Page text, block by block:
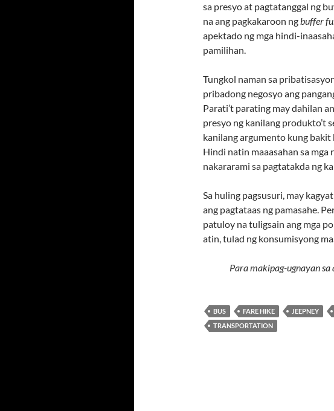
sa presyo at pagtatanggal ng
na ang pagkakaroon ngbuffer
apektado ng mga hindi-
pamilihan.
Tungkol naman sa
pribadong negosyo ang
Parati’t parating may dahilan
presyo ng kanilang produkto’t
kanilang argumento kung bakit
Hindi natin maaasahan sa
nakararami sa pagtatakda ng
Sa huling pagsusuri, may
ang pagtataas ng pamasahe.
patuloy na tuligsain ang mga
atin, tulad ng konsumisyong
Para makipag-ugnayan sa
BUS FARE HIKE JEEPNEY
TRANSPORTATION